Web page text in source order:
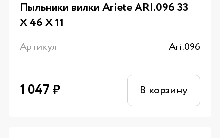
Пыльники вилки Ariete ARI.096 33
X 46 X 11
Артикул Ari.096
1 047₽ В корзину